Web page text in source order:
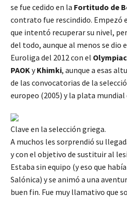
se fue cedido en la Fortitudo de
contrato fue rescindido. Empezó
que intentó recuperar su nivel,
del todo, aunque al menos se dio
Euroliga del 2012 con el
PAOK yKhimki, aunque a esas
de las convocatorias de la
europeo (2005) y la plata mundial
Clave en la selección griega.
A muchos les sorprendió su
y con el objetivo de sustituir al
Estaba sin equipo (y eso que
Salónica) y se animó a una
buen fin. Fue muy llamativo que